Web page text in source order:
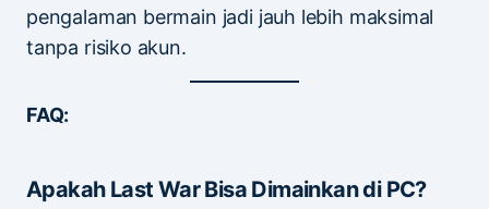
pengalaman bermain jadi jauh lebih maksimal
tanpa risiko akun.
FAQ:
Apakah Last War Bisa Dimainkan di PC?